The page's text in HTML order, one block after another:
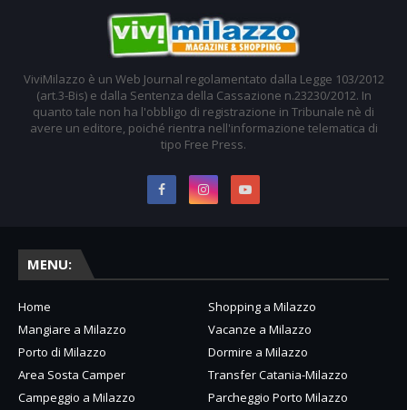
ViviMilazzo è un Web Journal regolamentato dalla Legge 103/2012
(art.3-Bis) e dalla Sentenza della Cassazione n.23230/2012. In
quanto tale non ha l'obbligo di registrazione in Tribunale nè di
avere un editore, poiché rientra nell'informazione telematica di
tipo Free Press.
MENU:
Home
Shopping a Milazzo
Mangiare a Milazzo
Vacanze a Milazzo
Porto di Milazzo
Dormire a Milazzo
Area Sosta Camper
Transfer Catania-Milazzo
Campeggio a Milazzo
Parcheggio Porto Milazzo